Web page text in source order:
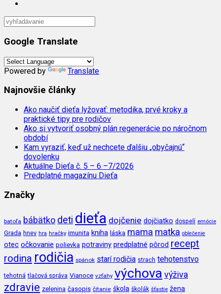
Google Translate
Powered by Translate
Najnovšie články
Ako naučiť dieťa lyžovať: metodika, prvé kroky a
praktické tipy pre rodičov
Ako si vytvoriť osobný plán regenerácie po náročnom
období
Kam vyraziť, keď už nechcete ďalšiu „obyčajnú“
dovolenku
Aktuálne Dieťa č. 5 – 6 –7/2026
Predplatné magazínu Dieťa
Značky
batoľa bábätko deti dieťa dojčenie dojčiatko dospelí emócie
Grada hnev hra hračky imunita kniha láska mama matka oblečenie
otec očkovanie polievka potraviny predplatné pôrod recept
rodina rodičia spánok starí rodičia strach tehotenstvo
tehotná tlačová správa Vianoce vzťahy výchova výživa
zdravie zelenina časopis čítanie škola školák šťastie žena